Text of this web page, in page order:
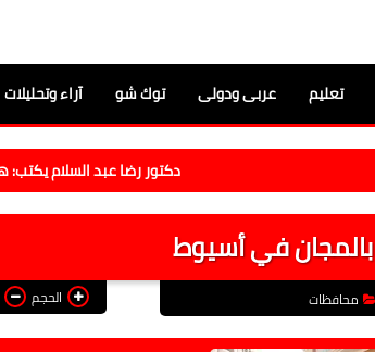
تعليم عربى ودولى توك شو آراء وتحليلات
دكتور رضا عبد السلام يكتب: هل يفلح
محافظات الحجم